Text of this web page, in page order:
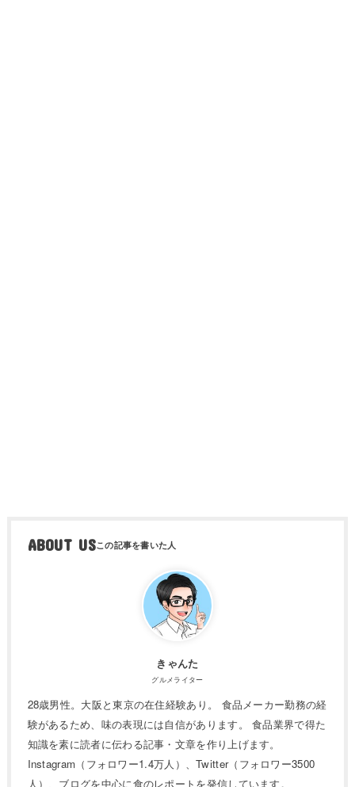
ABOUT US
きゃんた
グルメライター
28歳男性。大阪と東京の在住経験あり。 食品メーカー勤務の経
験があるため、味の表現には自信があります。 食品業界で得た
知識を素に読者に伝わる記事・文章を作り上げます。
Instagram（フォロワー1.4万人）、Twitter（フォロワー3500
人）、ブログを中心に食のレポートを発信しています。